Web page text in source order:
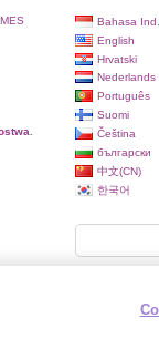
Bahasa Ind.
English
Hrvatski
Nederlands
Português
Suomi
Čeština
български
中文(CN)
한국어